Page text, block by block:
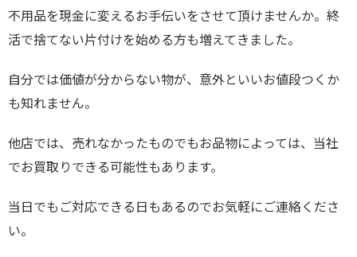
不用品を現金に変えるお手伝いをさせて頂けませんか。終
活で捨てない片付けを始める方も増えてきました。
自分では価値が分からない物が、意外といいお値段つくか
も知れません。
他店では、売れなかったものでもお品物によっては、当社
でお買取りできる可能性もあります。
当日でもご対応できる日もあるのでお気軽にご連絡くださ
い。